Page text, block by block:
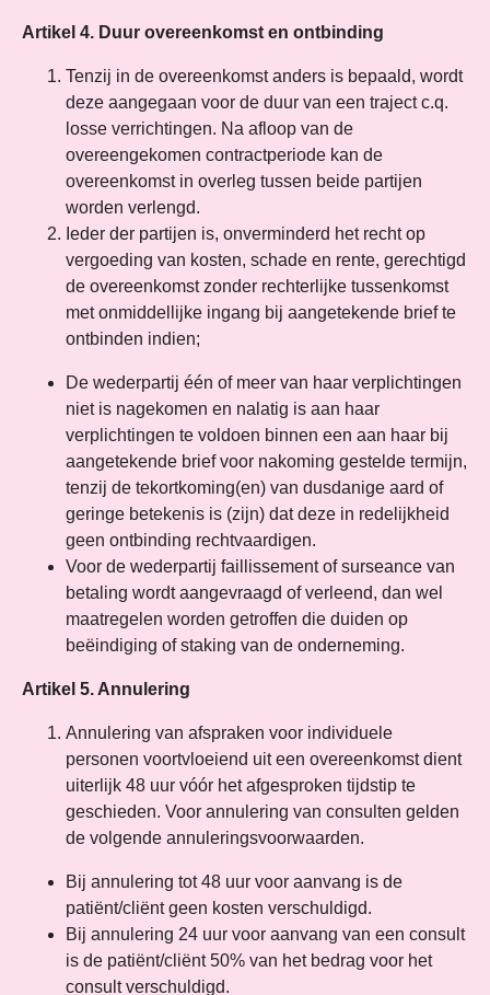
Artikel 4. Duur overeenkomst en ontbinding
Tenzij in de overeenkomst anders is bepaald, wordt
deze aangegaan voor de duur van een traject c.q.
losse verrichtingen. Na afloop van de
overeengekomen contractperiode kan de
overeenkomst in overleg tussen beide partijen
worden verlengd.
Ieder der partijen is, onverminderd het recht op
vergoeding van kosten, schade en rente, gerechtigd
de overeenkomst zonder rechterlijke tussenkomst
met onmiddellijke ingang bij aangetekende brief te
ontbinden indien;
De wederpartij één of meer van haar verplichtingen
niet is nagekomen en nalatig is aan haar
verplichtingen te voldoen binnen een aan haar bij
aangetekende brief voor nakoming gestelde termijn,
tenzij de tekortkoming(en) van dusdanige aard of
geringe betekenis is (zijn) dat deze in redelijkheid
geen ontbinding rechtvaardigen.
Voor de wederpartij faillissement of surseance van
betaling wordt aangevraagd of verleend, dan wel
maatregelen worden getroffen die duiden op
beëindiging of staking van de onderneming.
Artikel 5. Annulering
Annulering van afspraken voor individuele
personen voortvloeiend uit een overeenkomst dient
uiterlijk 48 uur vóór het afgesproken tijdstip te
geschieden. Voor annulering van consulten gelden
de volgende annuleringsvoorwaarden.
Bij annulering tot 48 uur voor aanvang is de
patiënt/cliënt geen kosten verschuldigd.
Bij annulering 24 uur voor aanvang van een consult
is de patiënt/cliënt 50% van het bedrag voor het
consult verschuldigd.